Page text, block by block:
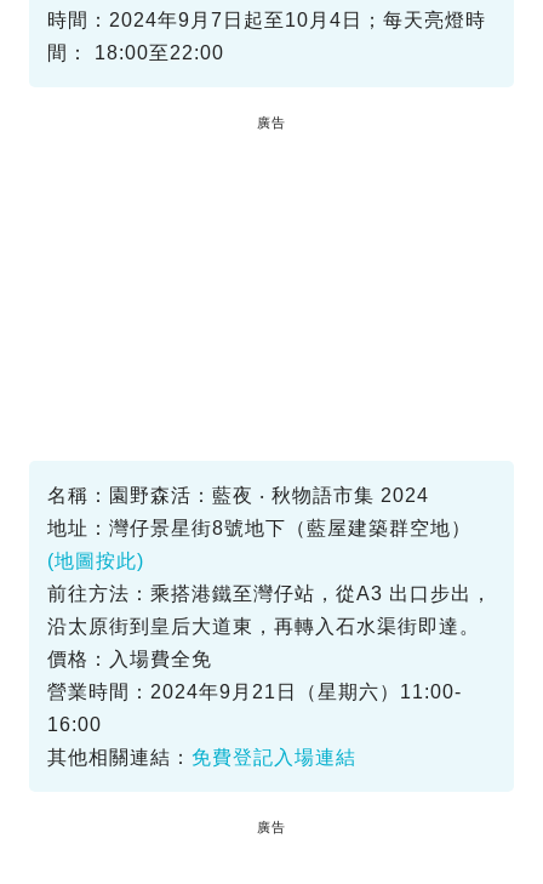
時間：2024年9月7日起至10月4日；每天亮燈時
間： 18:00至22:00
廣告
名稱：園野森活：藍夜 ‧ 秋物語市集 2024
地址：灣仔景星街8號地下（藍屋建築群空地）
(地圖按此)
前往方法：乘搭港鐵至灣仔站，從A3 出口步出，
沿太原街到皇后大道東，再轉入石水渠街即達。
價格：入場費全免
營業時間：2024年9月21日（星期六）11:00-
16:00
其他相關連結： 免費登記入場連結
廣告